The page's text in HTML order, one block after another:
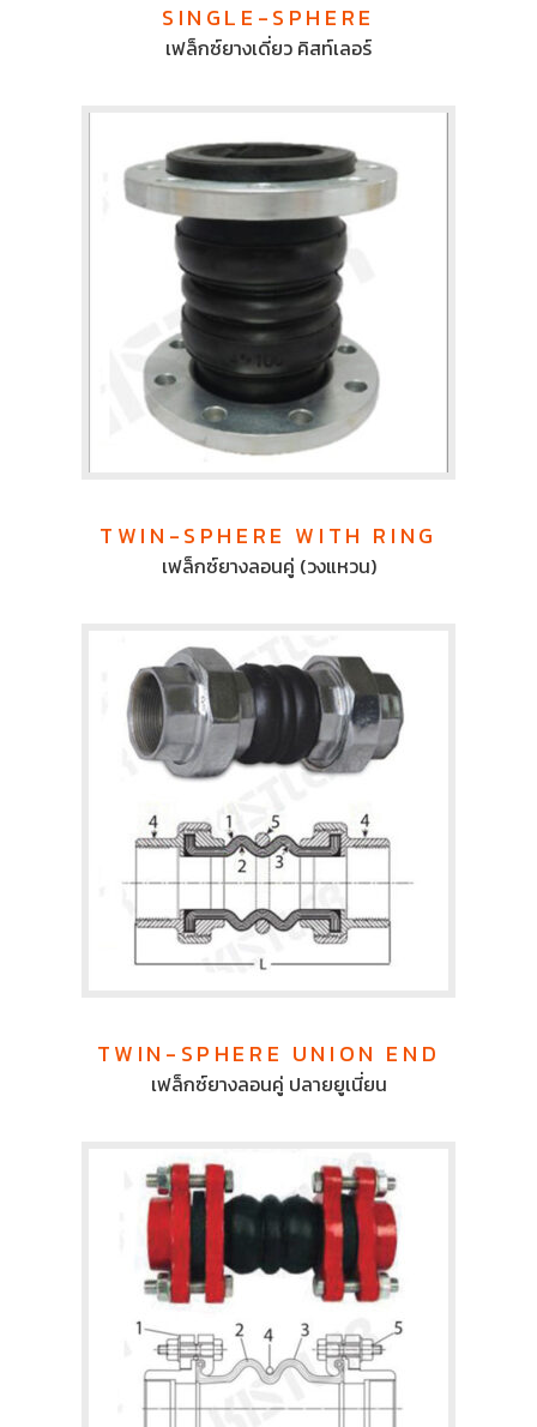
SINGLE-SPHERE
เฟล็กซ์ยางเดี่ยว คิสท์เลอร์
TWIN-SPHERE WITH RING
เฟล็กซ์ยางลอนคู่ (วงแหวน)
TWIN-SPHERE UNION END
เฟล็กซ์ยางลอนคู่ ปลายยูเนี่ยน